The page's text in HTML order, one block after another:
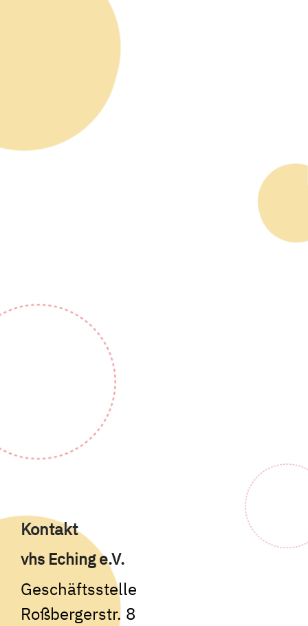
Kontakt
vhs Eching e.V.
Geschäftsstelle
Roßbergerstr. 8